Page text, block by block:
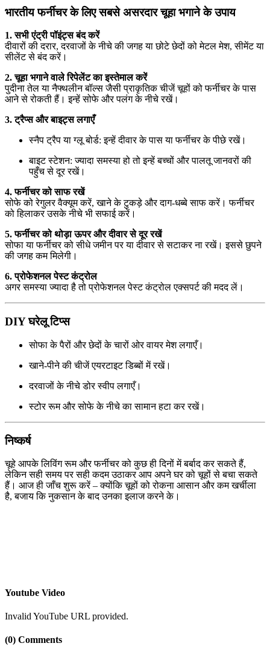
भारतीय फर्नीचर के लिए सबसे असरदार चूहा भगाने के उपाय
1. सभी एंट्री पॉइंट्स बंद करें
दीवारों की दरार, दरवाजों के नीचे की जगह या छोटे छेदों को मेटल मेश, सीमेंट या
सीलेंट से बंद करें।
2. चूहा भगाने वाले रिपेलेंट का इस्तेमाल करें
पुदीना तेल या नैफ्थलीन बॉल्स जैसी प्राकृतिक चीजें चूहों को फर्नीचर के पास
आने से रोकती हैं। इन्हें सोफे और पलंग के नीचे रखें।
3. ट्रैप्स और बाइट्स लगाएँ
स्नैप ट्रैप या ग्लू बोर्ड: इन्हें दीवार के पास या फर्नीचर के पीछे रखें।
बाइट स्टेशन: ज्यादा समस्या हो तो इन्हें बच्चों और पालतू जानवरों की
पहुँच से दूर रखें।
4. फर्नीचर को साफ रखें
सोफे को रेगुलर वैक्यूम करें, खाने के टुकड़े और दाग-धब्बे साफ करें। फर्नीचर
को हिलाकर उसके नीचे भी सफाई करें।
5. फर्नीचर को थोड़ा ऊपर और दीवार से दूर रखें
सोफा या फर्नीचर को सीधे जमीन पर या दीवार से सटाकर ना रखें। इससे छुपने
की जगह कम मिलेगी।
6. प्रोफेशनल पेस्ट कंट्रोल
अगर समस्या ज्यादा है तो प्रोफेशनल पेस्ट कंट्रोल एक्सपर्ट की मदद लें।
DIY घरेलू टिप्स
सोफा के पैरों और छेदों के चारों ओर वायर मेश लगाएँ।
खाने-पीने की चीजें एयरटाइट डिब्बों में रखें।
दरवाजों के नीचे डोर स्वीप लगाएँ।
स्टोर रूम और सोफे के नीचे का सामान हटा कर रखें।
निष्कर्ष
चूहे आपके लिविंग रूम और फर्नीचर को कुछ ही दिनों में बर्बाद कर सकते हैं,
लेकिन सही समय पर सही कदम उठाकर आप अपने घर को चूहों से बचा सकते
हैं। आज ही जाँच शुरू करें – क्योंकि चूहों को रोकना आसान और कम खर्चीला
है, बजाय कि नुकसान के बाद उनका इलाज करने के।
Youtube Video
Invalid YouTube URL provided.
(0) Comments